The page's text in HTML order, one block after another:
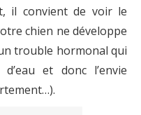
il convient de voir le
chien ne développe
trouble hormonal qui
et donc l’envie